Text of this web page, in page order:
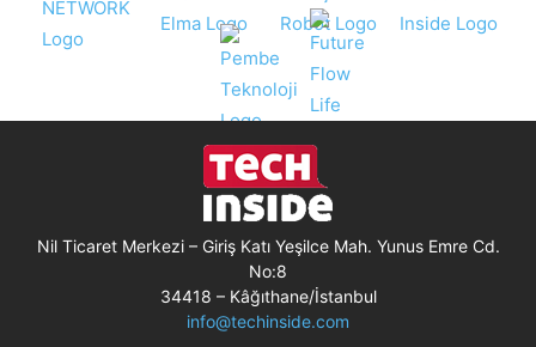
Nil Ticaret Merkezi – Giriş Katı Yeşilce Mah. Yunus Emre Cd.
No:8
34418 – Kâğıthane/İstanbul
info@techinside.com